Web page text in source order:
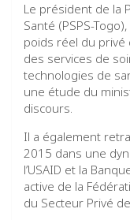
Le président de la
Santé (PSPS-
poids réel du privé
des services de
technologies de
une étude du
discours.
Il a également
2015 dans une
l’USAID et la
active de la
du Secteur Privé